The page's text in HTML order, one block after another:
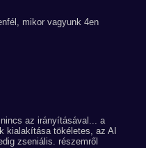
mikor vagyunk 4en
az irányításával... a
kialakítása tökéletes, az AI
zseniális. részemről